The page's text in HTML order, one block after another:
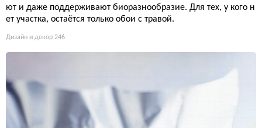
ют и даже поддерживают биоразнообразие. Для тех, у кого н
ет участка, остаётся только обои с травой.
Дизайн и декор 246